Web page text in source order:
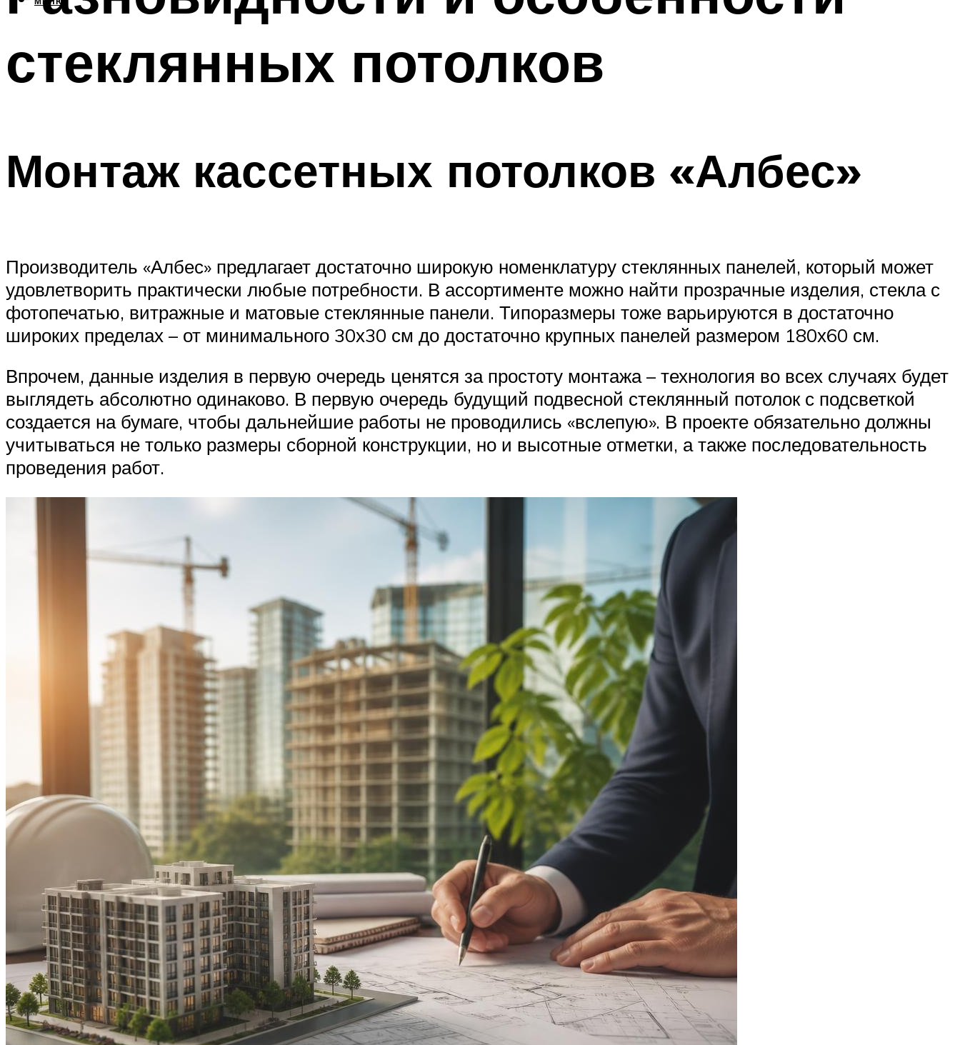
стеклянных потолков
Монтаж кассетных потолков «Албес»
Производитель «Албес» предлагает достаточно широкую номенклатуру стеклянных панелей, который может
удовлетворить практически любые потребности. В ассортименте можно найти прозрачные изделия, стекла с
фотопечатью, витражные и матовые стеклянные панели. Типоразмеры тоже варьируются в достаточно
широких пределах – от минимального 30х30 см до достаточно крупных панелей размером 180х60 см.
Впрочем, данные изделия в первую очередь ценятся за простоту монтажа – технология во всех случаях будет
выглядеть абсолютно одинаково. В первую очередь будущий подвесной стеклянный потолок с подсветкой
создается на бумаге, чтобы дальнейшие работы не проводились «вслепую». В проекте обязательно должны
учитываться не только размеры сборной конструкции, но и высотные отметки, а также последовательность
проведения работ.